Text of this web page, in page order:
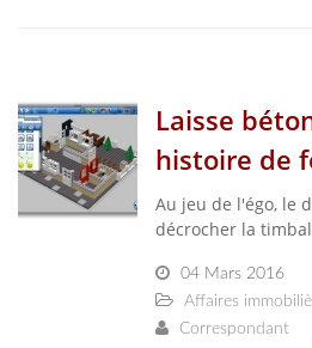
Laisse
histoire de
Au jeu de l'égo, le
décrocher la
04 Mars 2016
Affaires
Correspondant